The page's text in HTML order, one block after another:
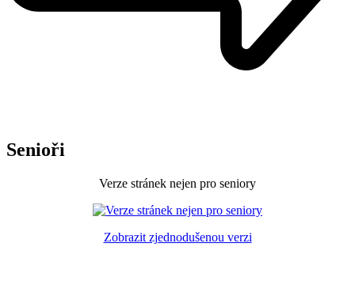
Senioři
Verze stránek nejen pro seniory
Zobrazit zjednodušenou verzi